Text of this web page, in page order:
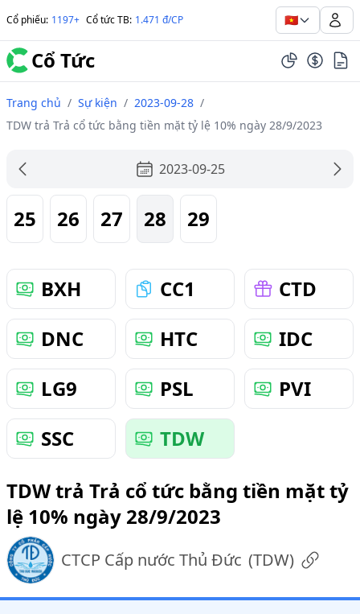
Cổ phiếu: 1197+ Cổ tức TB: 1.471 đ/CP 🇻🇳
Cổ Tức
Trang chủ / Sự kiện / 2023-09-28 /
TDW trả Trả cổ tức bằng tiền mặt tỷ lệ 10% ngày 28/9/2023
2023-09-25
25 26 27 28 29
BXH CC1
CTD
DNC
HTC
IDC
LG9
PSL
PVI
SSC
TDW
TDW trả Trả cổ tức bằng tiền mặt tỷ
lệ 10% ngày 28/9/2023
CTCP Cấp nước Thủ Đức (TDW)